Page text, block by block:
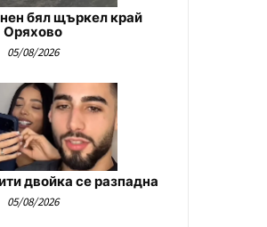
бял щъркел край
Оряхово
05/08/2026
двойка се разпадна
05/08/2026